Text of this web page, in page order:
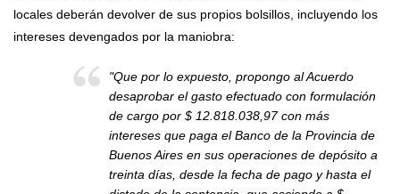
locales deberán devolver de sus propios bolsillos, incluyendo los
intereses devengados por la maniobra:
"Que por lo expuesto, propongo al Acuerdo
desaprobar el gasto efectuado con formulación
de cargo por $ 12.818.038,97 con más
intereses que paga el Banco de la Provincia de
Buenos Aires en sus operaciones de depósito a
treinta días, desde la fecha de pago y hasta el